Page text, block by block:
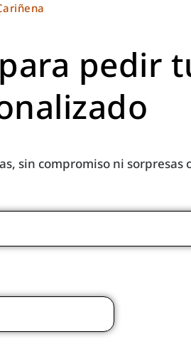
pedir
sin compromiso ni sorpresas